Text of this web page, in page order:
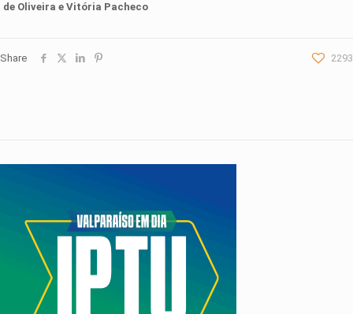
de Oliveira e Vitória Pacheco
Share 2293